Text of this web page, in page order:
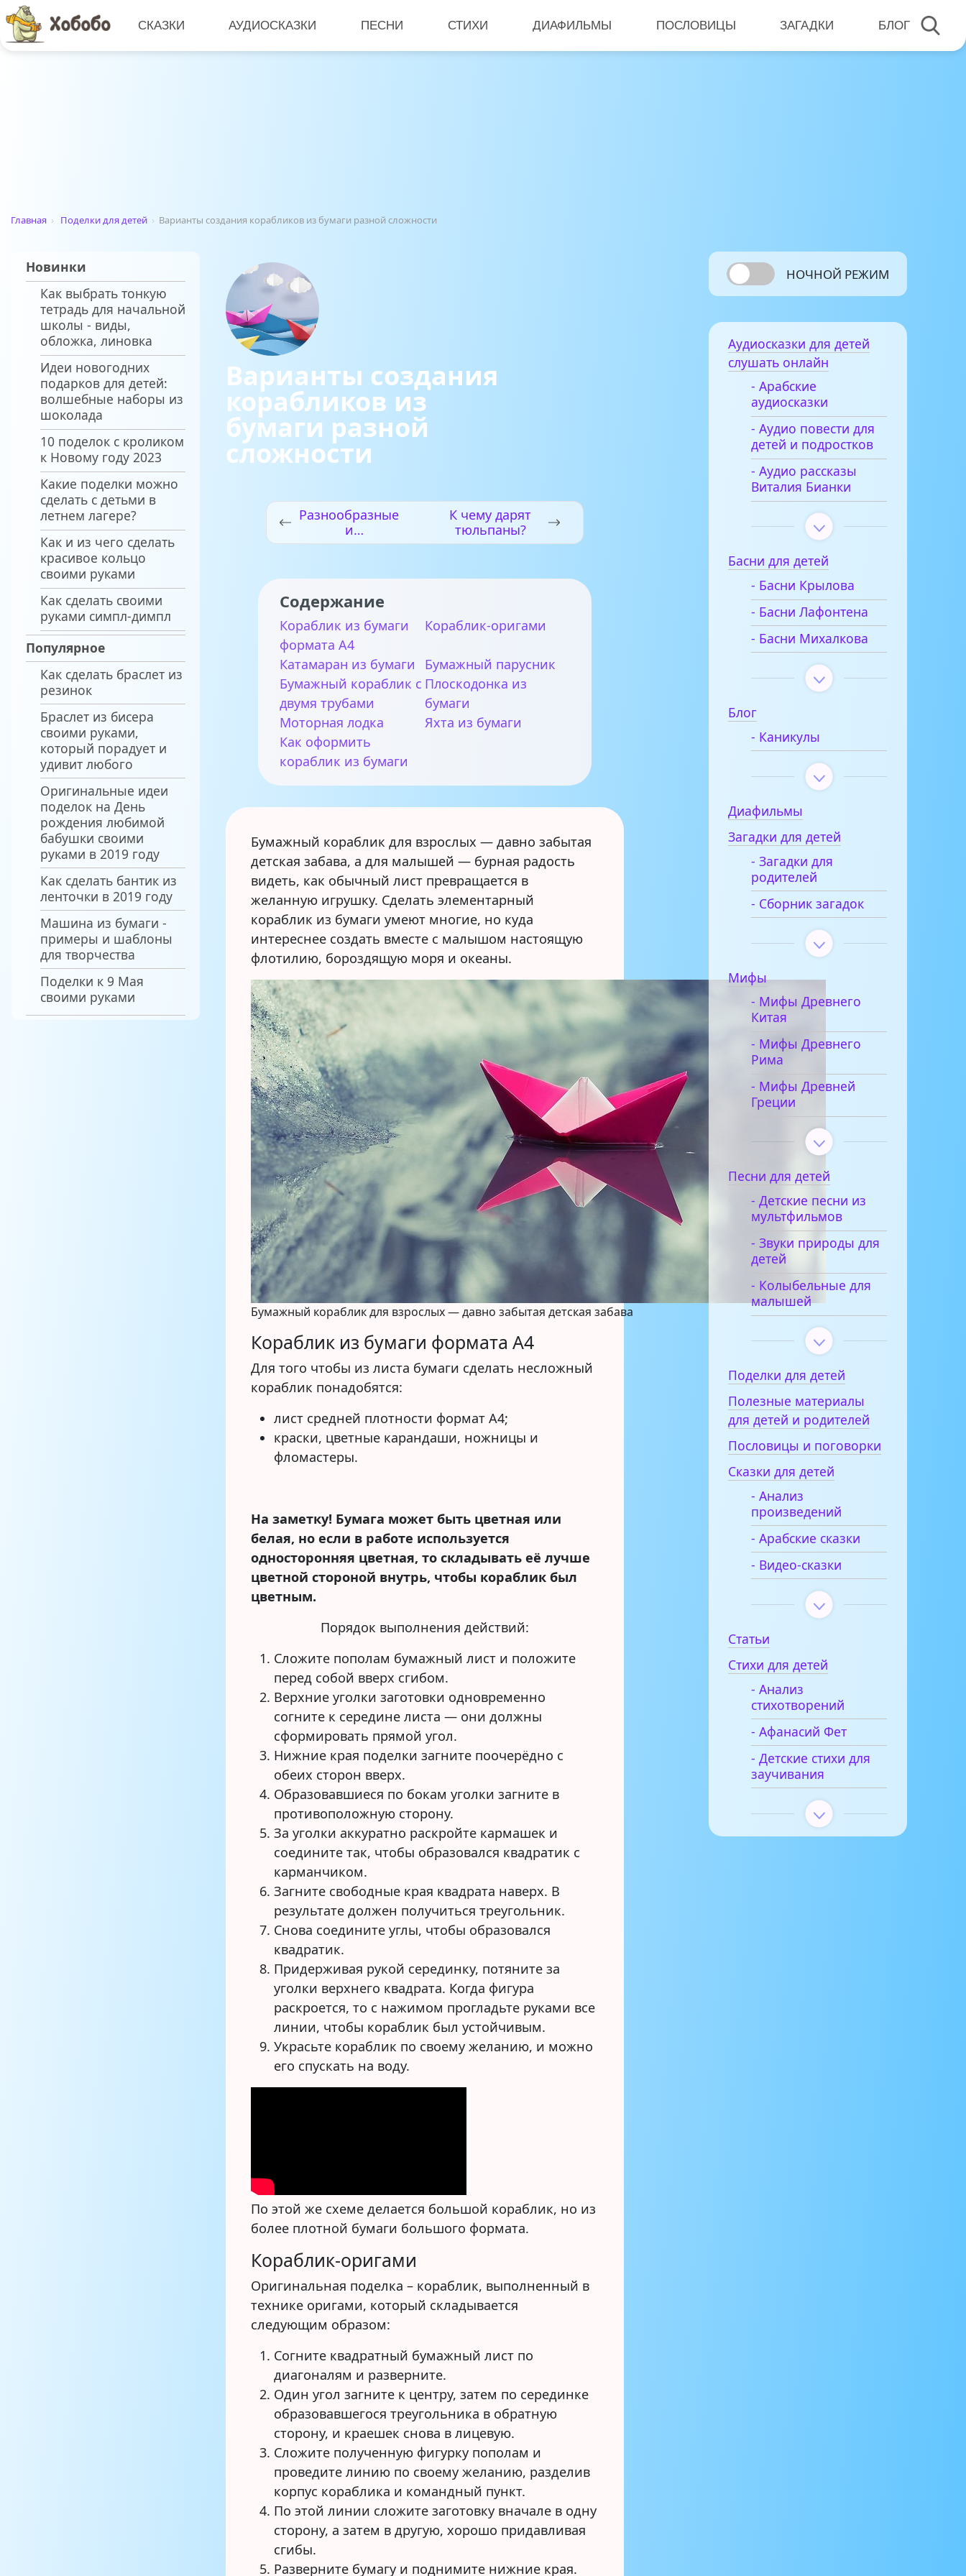
СКАЗКИ АУДИОСКАЗКИ ПЕСНИ СТИХИ ДИАФИЛЬМЫ ПОСЛОВИЦЫ ЗАГАДКИ БЛОГ
Главная › Поделки для детей › Варианты создания корабликов из бумаги разной сложности
Новинки
Как выбрать тонкую
тетрадь для начальной
школы - виды,
обложка, линовка
Идеи новогодних
подарков для детей:
волшебные наборы из
шоколада
10 поделок с кроликом
к Новому году 2023
Какие поделки можно
сделать с детьми в
летнем лагере?
Как и из чего сделать
красивое кольцо
своими руками
Как сделать своими
руками симпл-димпл
Популярное
Как сделать браслет из
резинок
Браслет из бисера
своими руками,
который порадует и
удивит любого
Оригинальные идеи
поделок на День
рождения любимой
бабушки своими
руками в 2019 году
Как сделать бантик из
ленточки в 2019 году
Машина из бумаги -
примеры и шаблоны
для творчества
Поделки к 9 Мая
своими руками
Варианты создания
корабликов из
бумаги разной
сложности
Разнообразные
и
оригинальные
втулок от
бумаги
К чему дарят
тюльпаны?
Содержание
Кораблик из бумаги
формата А4
Кораблик-оригами
Катамаран из бумаги
Бумажный парусник
Бумажный кораблик с
двумя трубами
Плоскодонка из
бумаги
Моторная лодка
Яхта из бумаги
Как оформить
кораблик из бумаги
Бумажный кораблик для взрослых — давно забытая
детская забава, а для малышей — бурная радость
видеть, как обычный лист превращается в
желанную игрушку. Сделать элементарный
кораблик из бумаги умеют многие, но куда
интереснее создать вместе с малышом настоящую
флотилию, бороздящую моря и океаны.
Бумажный кораблик для взрослых — давно забытая детская забава
Кораблик из бумаги формата А4
Для того чтобы из листа бумаги сделать несложный
кораблик понадобятся:
лист средней плотности формат А4;
краски, цветные карандаши, ножницы и
фломастеры.
На заметку! Бумага может быть цветная или
белая, но если в работе используется
односторонняя цветная, то складывать её лучше
цветной стороной внутрь, чтобы кораблик был
цветным.
Порядок выполнения действий:
Сложите пополам бумажный лист и положите
перед собой вверх сгибом.
Верхние уголки заготовки одновременно
согните к середине листа — они должны
сформировать прямой угол.
Нижние края поделки загните поочерёдно с
обеих сторон вверх.
Образовавшиеся по бокам уголки загните в
противоположную сторону.
За уголки аккуратно раскройте кармашек и
соедините так, чтобы образовался квадратик с
карманчиком.
Загните свободные края квадрата наверх. В
результате должен получиться треугольник.
Снова соедините углы, чтобы образовался
квадратик.
Придерживая рукой серединку, потяните за
уголки верхнего квадрата. Когда фигура
раскроется, то с нажимом прогладьте руками все
линии, чтобы кораблик был устойчивым.
Украсьте кораблик по своему желанию, и можно
его спускать на воду.
По этой же схеме делается большой кораблик, но из
более плотной бумаги большого формата.
Кораблик-оригами
Оригинальная поделка – кораблик, выполненный в
технике оригами, который складывается
следующим образом:
Согните квадратный бумажный лист по
диагоналям и разверните.
Один угол загните к центру, затем по серединке
образовавшегося треугольника в обратную
сторону, и краешек снова в лицевую.
Сложите полученную фигурку пополам и
проведите линию по своему желанию, разделив
корпус кораблика и командный пункт.
По этой линии сложите заготовку вначале в одну
сторону, а затем в другую, хорошо придавливая
сгибы.
Разверните бумагу и поднимите нижние края.
НОЧНОЙ РЕЖИМ
Аудиосказки для детей
слушать онлайн
- Арабские
аудиосказки
- Аудио повести для
детей и подростков
- Аудио рассказы
Виталия Бианки
Басни для детей
- Басни Крылова
- Басни Лафонтена
- Басни Михалкова
Блог
- Каникулы
Диафильмы
Загадки для детей
- Загадки для
родителей
- Сборник загадок
Мифы
- Мифы Древнего
Китая
- Мифы Древнего
Рима
- Мифы Древней
Греции
Песни для детей
- Детские песни из
мультфильмов
- Звуки природы для
детей
- Колыбельные для
малышей
Поделки для детей
Полезные материалы
для детей и родителей
Пословицы и поговорки
Сказки для детей
- Анализ
произведений
- Арабские сказки
- Видео-сказки
Статьи
Стихи для детей
- Анализ
стихотворений
- Афанасий Фет
- Детские стихи для
заучивания